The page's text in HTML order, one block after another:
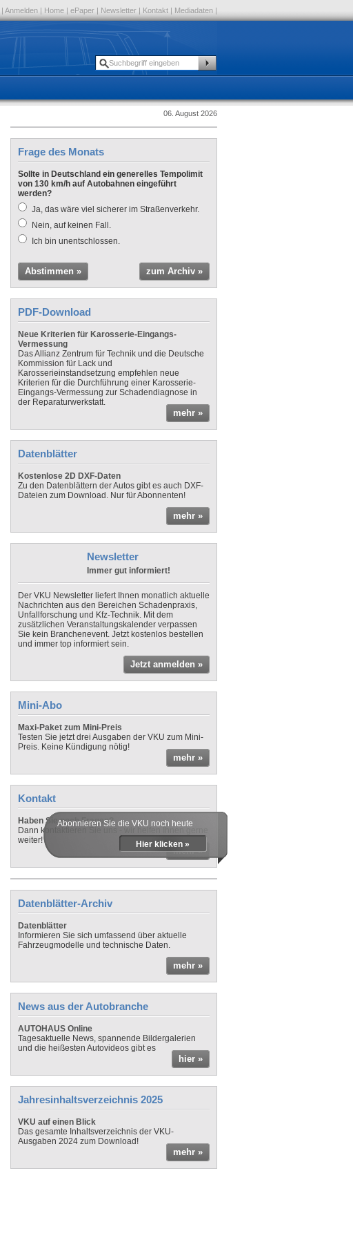
| Anmelden | Home | ePaper | Newsletter | Kontakt | Mediadaten |
06. August 2026
Frage des Monats
Sollte in Deutschland ein generelles Tempolimit
von 130 km/h auf Autobahnen eingeführt
werden?
Ja, das wäre viel sicherer im Straßenverkehr.
Nein, auf keinen Fall.
Ich bin unentschlossen.
Abstimmen » zum Archiv »
PDF-Download
Neue Kriterien für Karosserie-Eingangs-
Vermessung
Das Allianz Zentrum für Technik und die Deutsche
Kommission für Lack und
Karosserieinstandsetzung empfehlen neue
Kriterien für die Durchführung einer Karosserie-
Eingangs-Vermessung zur Schadendiagnose in
der Reparaturwerkstatt.
mehr »
Datenblätter
Kostenlose 2D DXF-Daten
Zu den Datenblättern der Autos gibt es auch DXF-
Dateien zum Download. Nur für Abonnenten!
mehr »
Newsletter
Immer gut informiert!
Der VKU Newsletter liefert Ihnen monatlich aktuelle
Nachrichten aus den Bereichen Schadenpraxis,
Unfallforschung und Kfz-Technik. Mit dem
zusätzlichen Veranstaltungskalender verpassen
Sie kein Branchenevent. Jetzt kostenlos bestellen
und immer top informiert sein.
Jetzt anmelden »
Mini-Abo
Maxi-Paket zum Mini-Preis
Testen Sie jetzt drei Ausgaben der VKU zum Mini-
Preis. Keine Kündigung nötig!
mehr »
Kontakt
Haben Sie noch Fragen?
Dann kontaktieren Sie uns - wir helfen Ihnen gerne
weiter!
mehr »
Abonnieren Sie die VKU noch heute
Hier klicken »
Datenblätter-Archiv
Datenblätter
Informieren Sie sich umfassend über aktuelle
Fahrzeugmodelle und technische Daten.
mehr »
News aus der Autobranche
AUTOHAUS Online
Tagesaktuelle News, spannende Bildergalerien
und die heißesten Autovideos gibt es
hier »
Jahresinhaltsverzeichnis 2025
VKU auf einen Blick
Das gesamte Inhaltsverzeichnis der VKU-
Ausgaben 2024 zum Download!
mehr »